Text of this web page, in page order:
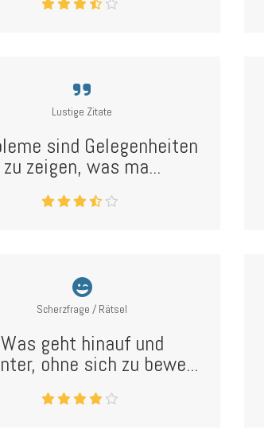
Lustige Zitate
sind Gelegenheiten
zu zeigen, was ma...
Scherzfrage / Rätsel
Was geht hinauf und
ohne sich zu bewe...